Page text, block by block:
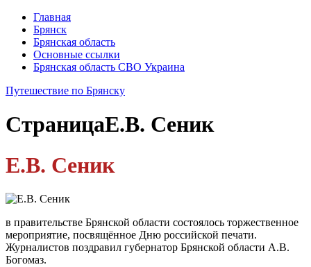
Главная
Брянск
Брянская область
Основные ссылки
Брянская область СВО Украина
Путешествие по Брянску
СтраницаЕ.В. Сеник
Е.В. Сеник
в правительстве Брянской области состоялось торжественное
мероприятие, посвящённое Дню российской печати.
Журналистов поздравил губернатор Брянской области А.В.
Богомаз.